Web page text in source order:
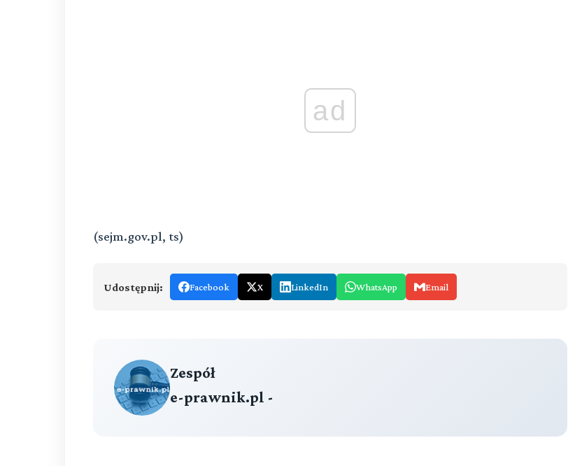
ad
(sejm.gov.pl, ts)
Udostępnij: Facebook X LinkedIn WhatsApp Email
Zespół
e-prawnik.pl -